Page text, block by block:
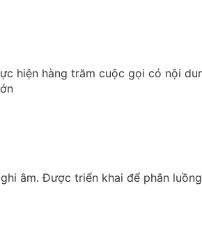
hiện hàng trăm cuộc gọi có nội
âm. Được triển khai để phân